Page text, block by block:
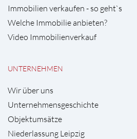
Immobilien verkaufen - so geht`s
Welche Immobilie anbieten?
Video Immobilienverkauf
UNTERNEHMEN
Wir über uns
Unternehmensgeschichte
Objektumsätze
Niederlassung Leipzig